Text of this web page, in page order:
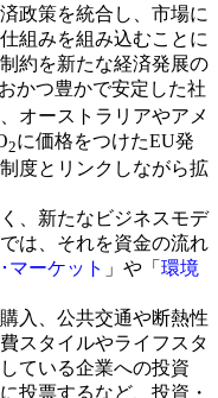
政策を統合し、市場に
組みを組み込むことに
約を新たな経済発展の
かつ豊かで安定した社
オーストラリアやアメ
2に価格をつけたEU発
度とリンクしながら拡
、新たなビジネスモデ
は、それを資金の流れ
マーケット 」や「 環境
入、公共交通や断熱性
スタイルやライフスタ
ている企業への投資
投票するなど、投資・